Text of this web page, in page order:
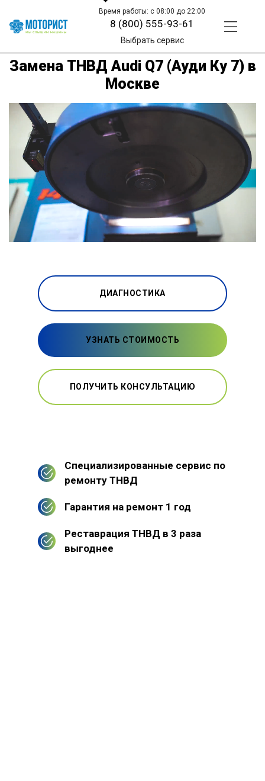
Время работы: с 08:00 до 22:00
8 (800) 555-93-61
Выбрать сервис
Замена ТНВД Audi Q7 (Ауди Ку 7) в
Москве
ДИАГНОСТИКА
УЗНАТЬ СТОИМОСТЬ
ПОЛУЧИТЬ КОНСУЛЬТАЦИЮ
Специализированные сервис по
ремонту ТНВД
Гарантия на ремонт 1 год
Реставрация ТНВД в 3 раза
выгоднее